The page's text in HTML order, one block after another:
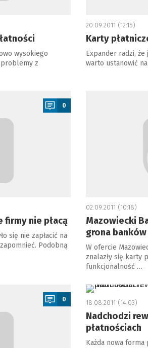
wysokiego
z
20.09.2011 (12:15)
Karty
Expander radzi,
warto ustanowić
0
firmy nie płacą
się nie zapłacić na
Podobną
02.09.2011 (10:18)
Mazowiecki
grona
W ofercie
znalazły się karty
funkcjonalność …
0
a
18.08.2011 (14:03)
Nadchodzi
płatnościach
Każda nowa